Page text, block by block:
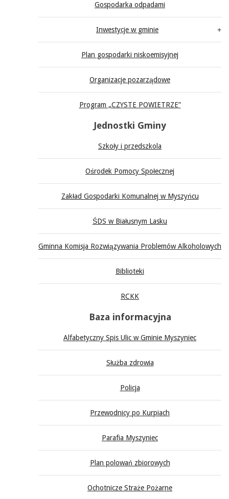
Gospodarka odpadami
Inwestycje w gminie
Plan gospodarki niskoemisyjnej
Organizacje pozarządowe
Program „CZYSTE POWIETRZE”
Jednostki Gminy
Szkoły i przedszkola
Ośrodek Pomocy Społecznej
Zakład Gospodarki Komunalnej w Myszyńcu
ŚDS w Białusnym Lasku
Gminna Komisja Rozwiązywania Problemów Alkoholowych
Biblioteki
RCKK
Baza informacyjna
Alfabetyczny Spis Ulic w Gminie Myszyniec
Służba zdrowia
Policja
Przewodnicy po Kurpiach
Parafia Myszyniec
Plan polowań zbiorowych
Ochotnicze Straże Pożarne